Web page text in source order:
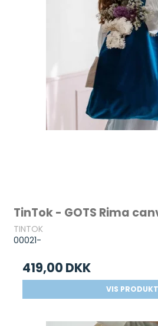
TinTok - GOTS Rima
TINTOK
00021-
419,00 DKK
VIS PRODUKT